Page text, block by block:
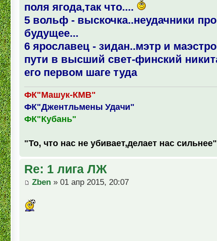
поля ягода,так что....
5 вольф - выскочка..неудачники
будущее...
6 ярославец - зидан..мэтр и
пути в высший свет-финский
его первом шаге туда
ФК"Машук-КМВ"
ФК"Джентльмены Удачи"
ФК"Кубань"
"То, что нас не убивает,делает нас сильнее"
Re: 1 лига ЛЖ
Zben » 01 апр 2015, 20:07